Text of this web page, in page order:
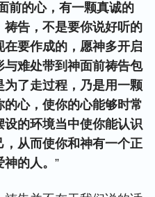
前的心，有一颗真诚的
告，不是要你说好听的
要作成的，愿神多开启
难处带到神面前祷告包
了走过程，乃是用一颗
心，使你的心能够时常
的环境当中使你能认识
，从而使你和神有一个正
的人。 ”